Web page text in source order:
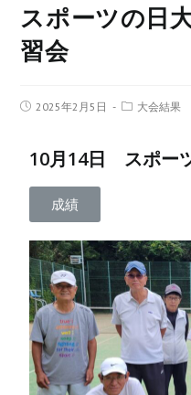
スポーツの日
習会
2025年2月5日 大会結果
10月14日 スポー
成績